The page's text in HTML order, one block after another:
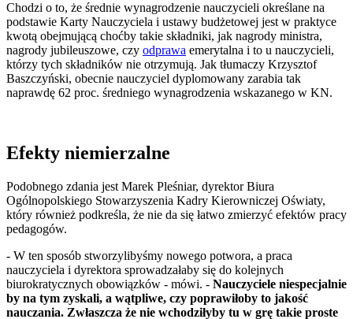
Chodzi o to, że średnie wynagrodzenie nauczycieli określane na
podstawie Karty Nauczyciela i ustawy budżetowej jest w praktyce
kwotą obejmującą choćby takie składniki, jak nagrody ministra,
nagrody jubileuszowe, czy odprawa emerytalna i to u nauczycieli,
którzy tych składników nie otrzymują. Jak tłumaczy Krzysztof
Baszczyński, obecnie nauczyciel dyplomowany zarabia tak
naprawdę 62 proc. średniego wynagrodzenia wskazanego w KN.
Efekty niemierzalne
Podobnego zdania jest Marek Pleśniar, dyrektor Biura
Ogólnopolskiego Stowarzyszenia Kadry Kierowniczej Oświaty,
który również podkreśla, że nie da się łatwo zmierzyć efektów pracy
pedagogów.
- W ten sposób stworzylibyśmy nowego potwora, a praca
nauczyciela i dyrektora sprowadzałaby się do kolejnych
biurokratycznych obowiązków - mówi. - Nauczyciele niespecjalnie
by na tym zyskali, a wątpliwe, czy poprawiłoby to jakość
nauczania. Zwłaszcza że nie wchodziłyby tu w grę takie proste